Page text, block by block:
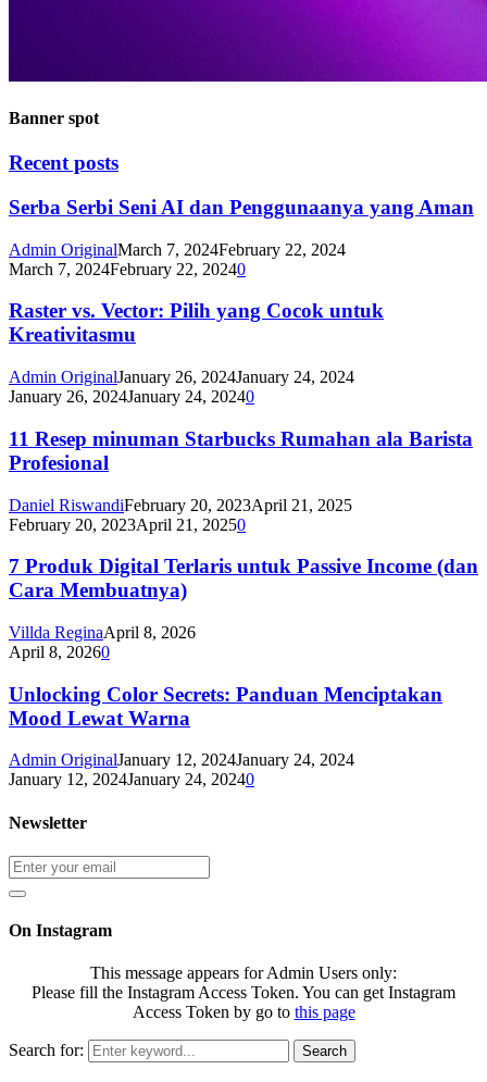
Banner spot
Recent posts
Serba Serbi Seni AI dan Penggunaanya yang Aman
Admin OriginalMarch 7, 2024February 22, 2024
March 7, 2024February 22, 20240
Raster vs. Vector: Pilih yang Cocok untuk
Kreativitasmu
Admin OriginalJanuary 26, 2024January 24, 2024
January 26, 2024January 24, 20240
11 Resep minuman Starbucks Rumahan ala Barista
Profesional
Daniel RiswandiFebruary 20, 2023April 21, 2025
February 20, 2023April 21, 20250
7 Produk Digital Terlaris untuk Passive Income (dan
Cara Membuatnya)
Villda ReginaApril 8, 2026
April 8, 20260
Unlocking Color Secrets: Panduan Menciptakan
Mood Lewat Warna
Admin OriginalJanuary 12, 2024January 24, 2024
January 12, 2024January 24, 20240
Newsletter
On Instagram
This message appears for Admin Users only:
Please fill the Instagram Access Token. You can get Instagram
Access Token by go to this page
Search for: Search